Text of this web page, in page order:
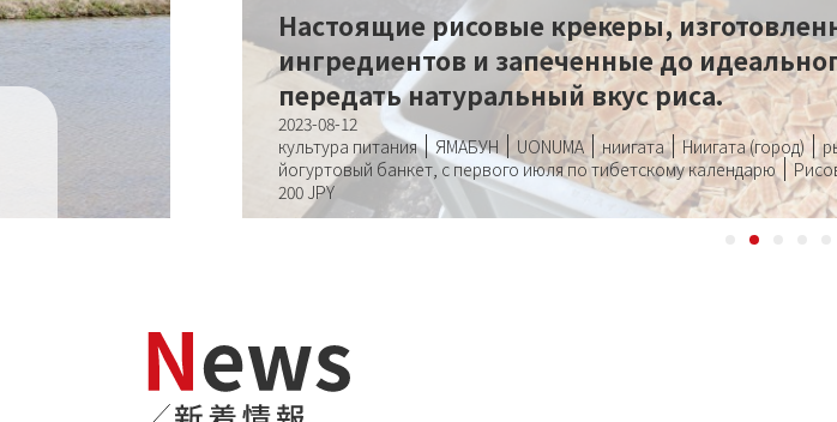
Настоящие рисовые крекеры,
ингредиентов и запеченные до
передать натуральный вкус риса.
2023-08-12
культура питания
ЯМАБУН UONUMA ниигата Ниигата (город)
йогуртовый банкет, с первого июля по тибетскому календарю
200 JPY